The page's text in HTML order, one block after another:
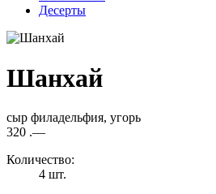
Десерты
Шанхай
сыр филадельфия, угорь
320 .—
Количество:
4 шт.